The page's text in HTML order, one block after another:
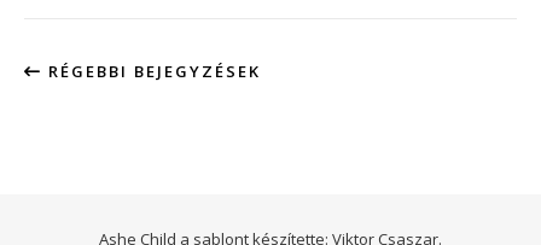
RÉGEBBI BEJEGYZÉSEK
Ashe Child a sablont készítette: Viktor Csaszar.